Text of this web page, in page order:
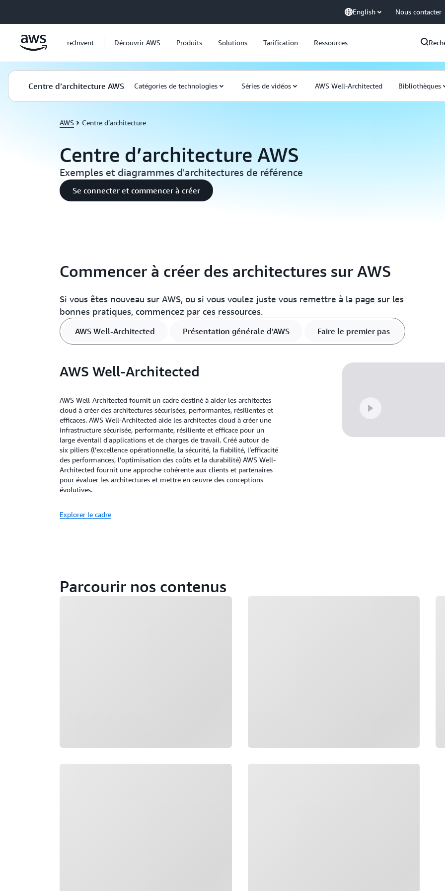
English Nous contacter
re:Invent Découvrir AWS Produits Solutions Tarification Ressources
Centre d’architecture AWS Catégories de technologies Séries de vidéos AWS Well-Architected Bibliothèques
AWS Centre d’architecture
Centre d’architecture AWS
Exemples et diagrammes d'architectures de référence
Se connecter et commencer à créer
Commencer à créer des architectures sur AWS
Si vous êtes nouveau sur AWS, ou si vous voulez juste vous remettre à la page sur les
bonnes pratiques, commencez par ces ressources.
AWS Well-Architected Présentation générale d’AWS Faire le premier pas
AWS Well-Architected
AWS Well-Architected fournit un cadre destiné à aider les architectes
cloud à créer des architectures sécurisées, performantes, résilientes et
efficaces. AWS Well-Architected aide les architectes cloud à créer une
infrastructure sécurisée, performante, résiliente et efficace pour un
large éventail d'applications et de charges de travail. Créé autour de
six piliers (l’excellence opérationnelle, la sécurité, la fiabilité, l’efficacité
des performances, l’optimisation des coûts et la durabilité) AWS Well-
Architected fournit une approche cohérente aux clients et partenaires
pour évaluer les architectures et mettre en œuvre des conceptions
évolutives.
Explorer le cadre
Parcourir nos contenus